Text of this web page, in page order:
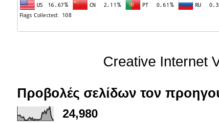
Creative Internet
Προβολές σελίδων τον
24,980